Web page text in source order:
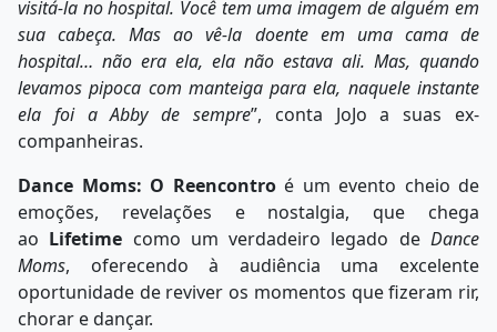
visitá-la no hospital. Você tem uma imagem de alguém em
sua cabeça. Mas ao vê-la doente em uma cama de
hospital… não era ela, ela não estava ali. Mas, quando
levamos pipoca com manteiga para ela, naquele instante
ela foi a Abby de sempre”, conta JoJo a suas ex-
companheiras.
Dance Moms: O Reencontroé um evento cheio de
emoções, revelações e nostalgia, que chega
ao Lifetime como um verdadeiro legado deDance
Moms, oferecendo à audiência uma excelente
oportunidade de reviver os momentos que fizeram rir,
chorar e dançar.